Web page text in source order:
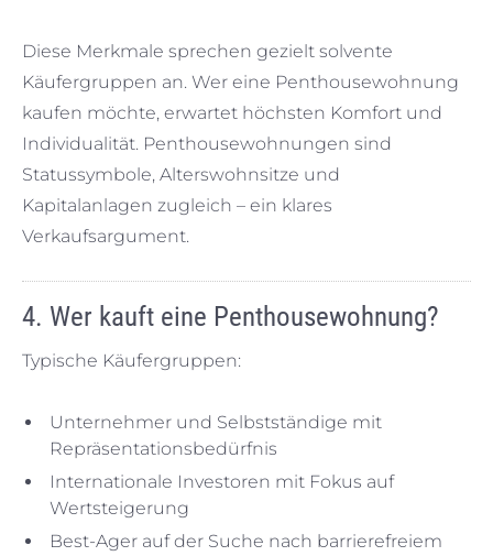
Diese Merkmale sprechen gezielt solvente
Käufergruppen an. Wer eine Penthousewohnung
kaufen möchte, erwartet höchsten Komfort und
Individualität. Penthousewohnungen sind
Statussymbole, Alterswohnsitze und
Kapitalanlagen zugleich – ein klares
Verkaufsargument.
4. Wer kauft eine Penthousewohnung?
Typische Käufergruppen:
Unternehmer und Selbstständige mit
Repräsentationsbedürfnis
Internationale Investoren mit Fokus auf
Wertsteigerung
Best-Ager auf der Suche nach barrierefreiem